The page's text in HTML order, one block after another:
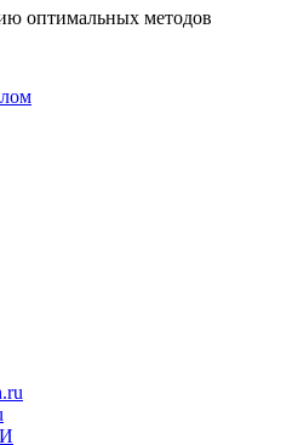
оптимальных методов